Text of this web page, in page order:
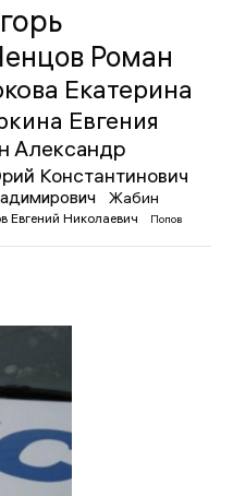
Роман
Екатерина
Евгения
Александр
Константинович
Жабин
Евгений Николаевич
Попов